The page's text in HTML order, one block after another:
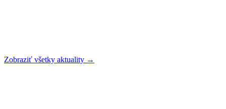
Zobraziť všetky aktuality →